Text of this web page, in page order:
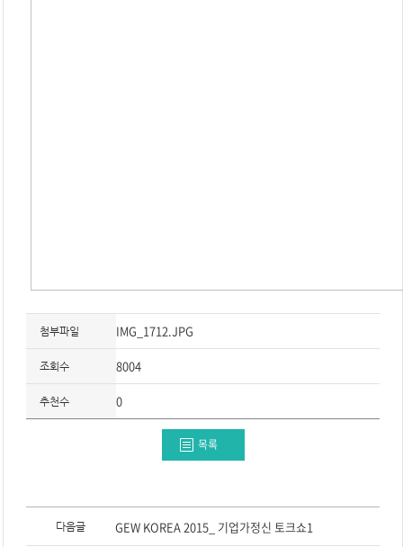
첨부파일 IMG_1712.JPG
조회수 8004
추천수 0
목록
이
다음글 GEW KOREA 2015_ 기업가정신 토크쇼1